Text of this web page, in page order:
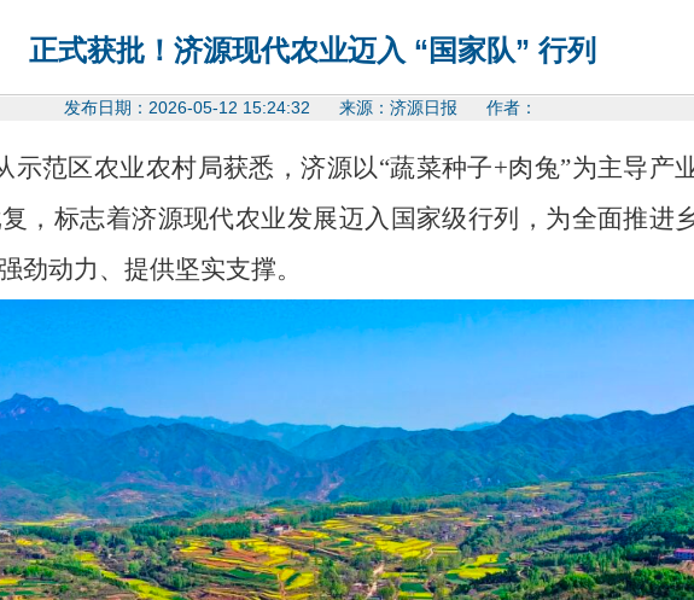
正式获批！济源现代农业迈入 “国家队” 行列
发布日期：2026-05-12 15:24:32 来源：济源日报 作者：
示范区农业农村局获悉，济源以“蔬菜种子+肉兔”为主导产
，标志着济源现代农业发展迈入国家级行列，为全面推进
劲动力、提供坚实支撑。